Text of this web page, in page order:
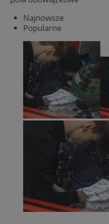
Najnowsze
Popularne